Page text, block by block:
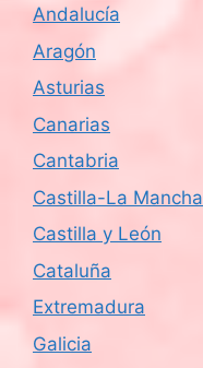
Andalucía
Aragón
Asturias
Canarias
Cantabria
Castilla-La Mancha
Castilla y León
Cataluña
Extremadura
Galicia